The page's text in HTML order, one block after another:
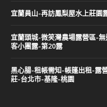
宜蘭員山-再訪鳳梨屋水上莊園
宜蘭頭城-微笑灣農場露營區-
客小團露-第20露
黑心腸-租帳需知-帳篷出租-露
莊-台北市-基隆-桃園